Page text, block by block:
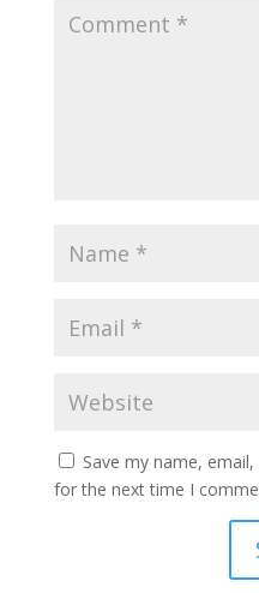
Save my name,
for the next time I